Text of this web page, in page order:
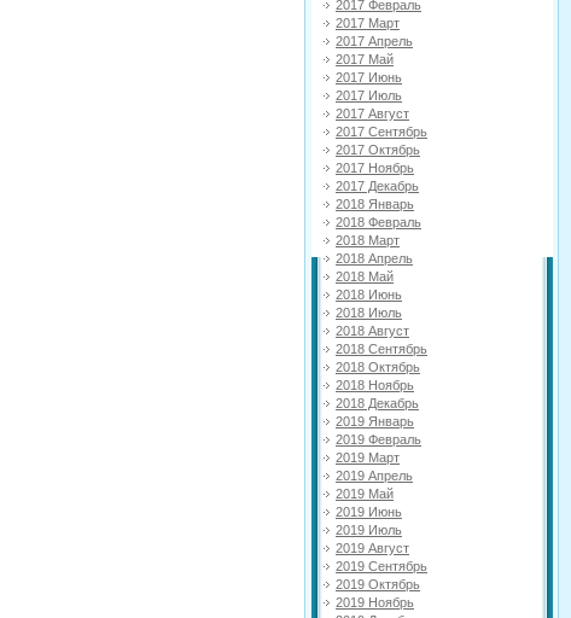
2017 Февраль
2017 Март
2017 Апрель
2017 Май
2017 Июнь
2017 Июль
2017 Август
2017 Сентябрь
2017 Октябрь
2017 Ноябрь
2017 Декабрь
2018 Январь
2018 Февраль
2018 Март
2018 Апрель
2018 Май
2018 Июнь
2018 Июль
2018 Август
2018 Сентябрь
2018 Октябрь
2018 Ноябрь
2018 Декабрь
2019 Январь
2019 Февраль
2019 Март
2019 Апрель
2019 Май
2019 Июнь
2019 Июль
2019 Август
2019 Сентябрь
2019 Октябрь
2019 Ноябрь